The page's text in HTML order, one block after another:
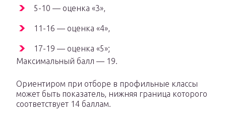
5-10 — оценка «3»,
11-16 — оценка «4»,
17-19 — оценка «5»;
Максимальный балл — 19.
Ориентиром при отборе в профильные классы
может быть показатель, нижняя граница которого
соответствует 14 баллам.